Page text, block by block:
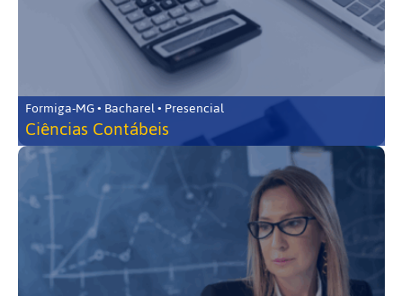
Formiga-MG • Bacharel • Presencial
Ciências Contábeis